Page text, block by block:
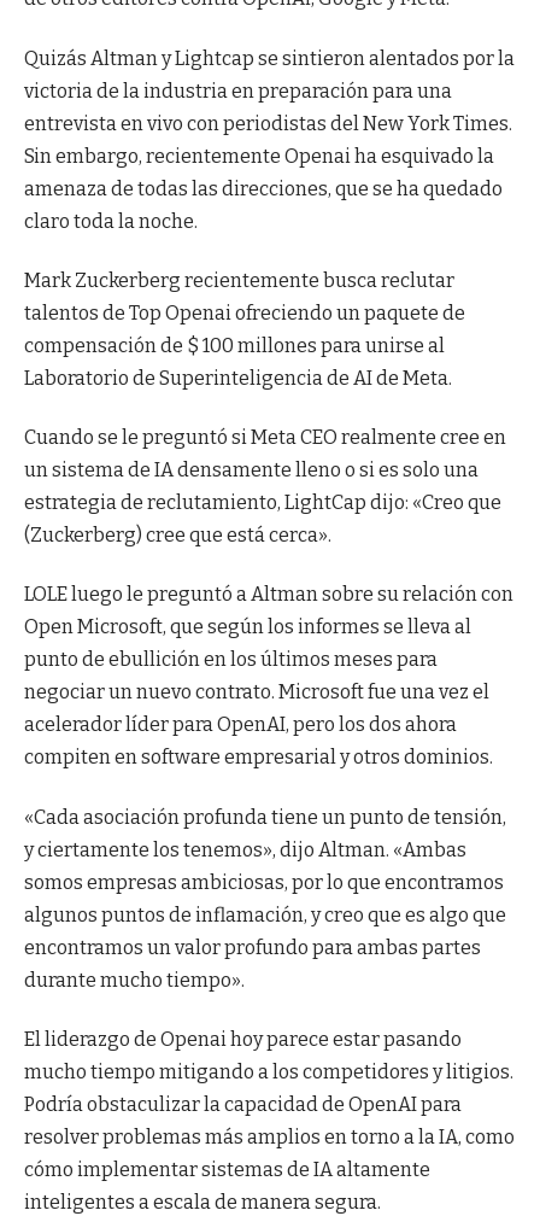
Quizás Altman y Lightcap se sintieron alentados por la
victoria de la industria en preparación para una
entrevista en vivo con periodistas del New York Times.
Sin embargo, recientemente Openai ha esquivado la
amenaza de todas las direcciones, que se ha quedado
claro toda la noche.
Mark Zuckerberg recientemente busca reclutar
talentos de Top Openai ofreciendo un paquete de
compensación de $ 100 millones para unirse al
Laboratorio de Superinteligencia de AI de Meta.
Cuando se le preguntó si Meta CEO realmente cree en
un sistema de IA densamente lleno o si es solo una
estrategia de reclutamiento, LightCap dijo: «Creo que
(Zuckerberg) cree que está cerca».
LOLE luego le preguntó a Altman sobre su relación con
Open Microsoft, que según los informes se lleva al
punto de ebullición en los últimos meses para
negociar un nuevo contrato. Microsoft fue una vez el
acelerador líder para OpenAI, pero los dos ahora
compiten en software empresarial y otros dominios.
«Cada asociación profunda tiene un punto de tensión,
y ciertamente los tenemos», dijo Altman. «Ambas
somos empresas ambiciosas, por lo que encontramos
algunos puntos de inflamación, y creo que es algo que
encontramos un valor profundo para ambas partes
durante mucho tiempo».
El liderazgo de Openai hoy parece estar pasando
mucho tiempo mitigando a los competidores y litigios.
Podría obstaculizar la capacidad de OpenAI para
resolver problemas más amplios en torno a la IA, como
cómo implementar sistemas de IA altamente
inteligentes a escala de manera segura.